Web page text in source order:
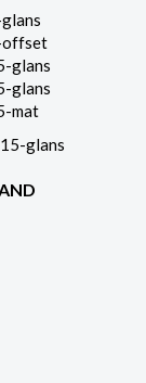
offset
glans
glans
mat
glans